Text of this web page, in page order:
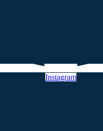
Instagram